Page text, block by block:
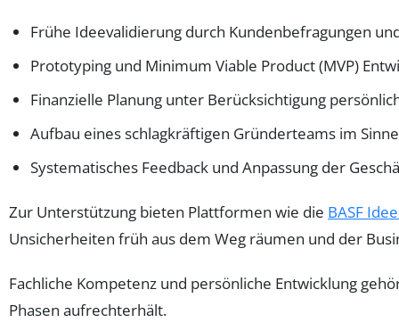
Frühe Ideevalidierung durch Kundenbefragungen
Prototyping und Minimum Viable Product (MVP)
Finanzielle Planung unter Berücksichtigung
Aufbau eines schlagkräftigen Gründerteams im
Systematisches Feedback und Anpassung der
Zur Unterstützung bieten Plattformen wie die BASF
Unsicherheiten früh aus dem Weg räumen und der
Fachliche Kompetenz und persönliche Entwicklung
Phasen aufrechterhält.